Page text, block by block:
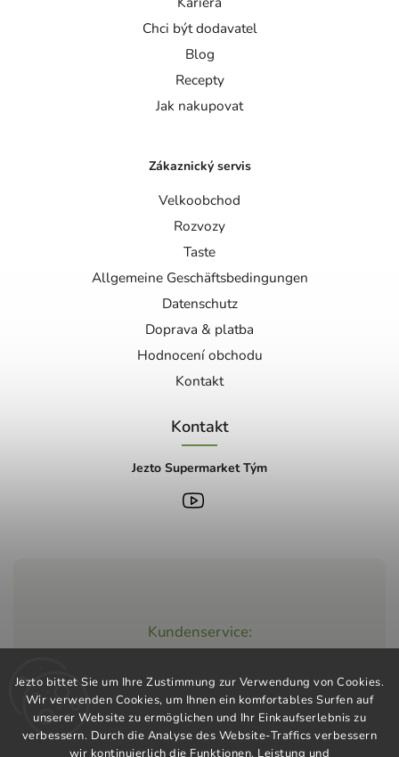
Jezto bittet Sie um Ihre Zustimmung zur Verwendung von Cookies.
Wir verwenden Cookies, um Ihnen ein komfortables Surfen auf
unserer Website zu ermöglichen und Ihr Einkaufserlebnis zu
verbessern. Durch die Analyse des Website-Traffics verbessern
wir kontinuierlich die Funktionen, Leistung und
Kundenservice:
info@jeztomarket.cz
Chci být dodavatel
Blog
Recepty
Jak nakupovat
Zákaznický servis
Velkoobchod
Rozvozy
Taste
Allgemeine Geschäftsbedingungen
Datenschutz
Doprava & platba
Hodnocení obchodu
Kontakt
Kontakt
Jezto Supermarket Tým